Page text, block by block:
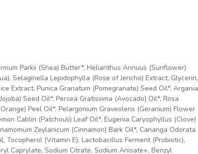
Parkii (Shea) Butter*, Helianthus Annuus (Sunflower)
Selaginella Lepidophylla (Rose of Jericho) Extract, Glycerin,
Extract, Punica Granatum (Pomegranate) Seed Oil*, Argania
Seed Oil*, Persea Gratissima (Avocado) Oil*, Rosa
Peel Oil*, Pelargonium Graveolens (Geranium) Flower
Cablin (Patchouli) Leaf Oil*, Eugenia Caryophyllus (Clove)
Zeylanicum (Cinnamon) Bark Oil*, Cananga Odorata
Tocopherol (Vitamin E), Lactobacillus Ferment (Probiotic),
Caprylate, Sodium Citrate, Sodium Anisate+, Benzyl